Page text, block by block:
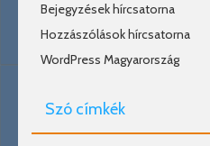
Bejegyzések hírcsatorna
Hozzászólások hírcsatorna
WordPress Magyarország
Szó címkék